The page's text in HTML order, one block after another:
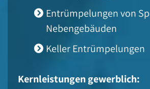
Entrümpelungen von
Nebengebäuden
Keller Entrümpelungen
Kernleistungen gewerblich: